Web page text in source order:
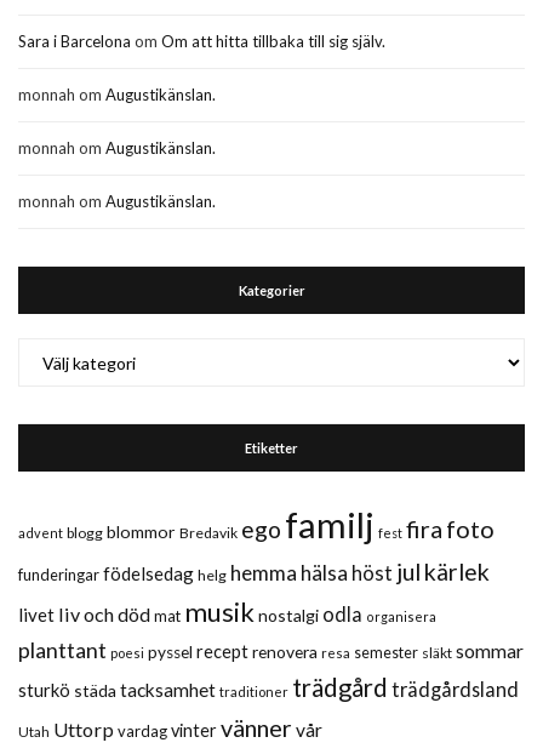
Sara i Barcelona om Om att hitta tillbaka till sig själv.
monnah om Augustikänslan.
monnah om Augustikänslan.
monnah om Augustikänslan.
Kategorier
Etiketter
advent blogg blommor Bredavik ego familj fest fira foto
funderingarfödelsedag helg hemma hälsa höst jul kärlek
livet liv och dödmat musik nostalgi odla organisera
planttant poesi pyssel receptrenovera resa semester släkt sommar
sturkö städa tacksamhet traditioner trädgård trädgårdsland
Utah Uttorp vardagvintervänner vår